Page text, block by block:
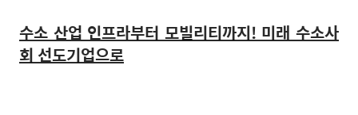
수소 산업 인프라부터 모빌리티까지! 미래 수소사
회 선도기업으로